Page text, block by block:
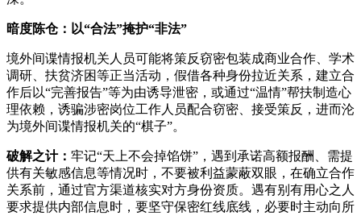
暗度陈仓：以“合法”掩护“非法”
境外间谍情报机关人员可能将策反窃密包装成商业合作、学术
调研、扶贫济困等正当活动，假借各种身份拉近关系，建立合
作后以“完善报告”等为由诱导泄密，或通过“温情”帮扶制造心
理依赖，诱骗涉密岗位工作人员配合窃密、接受策反，进而沦
为境外间谍情报机关的“棋子”。
破解之计： 牢记“天上不会掉馅饼”，遇到承诺高额报酬、需提
供有关敏感信息等情况时，不要被利益蒙蔽双眼，在确立合作
关系前，通过官方渠道核实对方身份资质。遇有别有用心之人
要求提供内部信息时，要坚守保密红线底线，必要时主动向所